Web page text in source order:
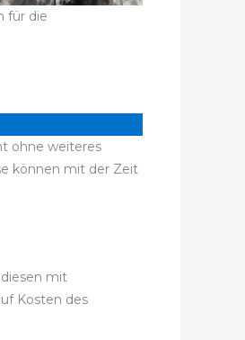
für die
ohne weiteres
können mit der Zeit
mit
Kosten des